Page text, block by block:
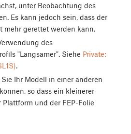
unter Beobachtung des
Es kann jedoch sein, dass der
gerettet werden kann.
des
"Langsamer". Siehe Private:
.
Ihr Modell in einer anderen
so dass ein kleinerer
und der FEP-Folie